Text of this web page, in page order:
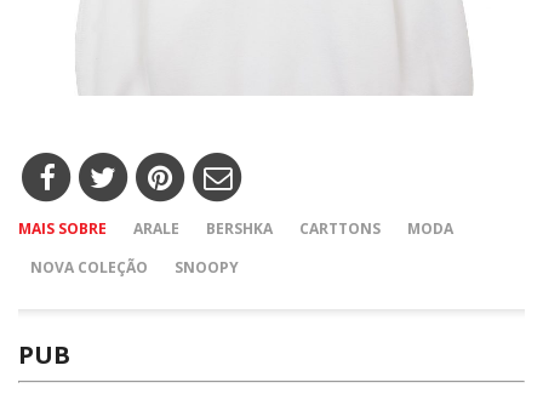
MAIS SOBRE ARALE BERSHKA CARTTONS
MODA
NOVA COLEÇÃO
SNOOPY
PUB